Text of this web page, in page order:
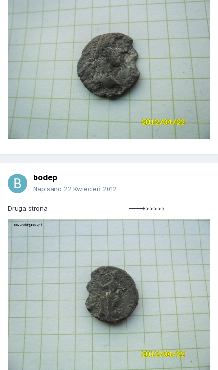
bodep
Napisano 22 Kwiecień 2012
Druga strona ------------------------------>>>>>>